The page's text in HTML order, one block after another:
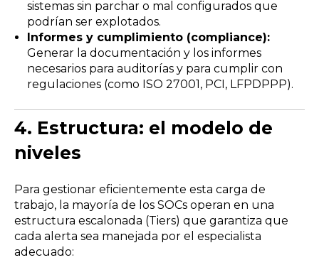
sistemas sin parchar o mal configurados que
podrían ser explotados.
Informes y cumplimiento (compliance):
Generar la documentación y los informes
necesarios para auditorías y para cumplir con
regulaciones (como ISO 27001, PCI, LFPDPPP).
4. Estructura: el modelo de
niveles
Para gestionar eficientemente esta carga de
trabajo, la mayoría de los SOCs operan en una
estructura escalonada (Tiers) que garantiza que
cada alerta sea manejada por el especialista
adecuado: